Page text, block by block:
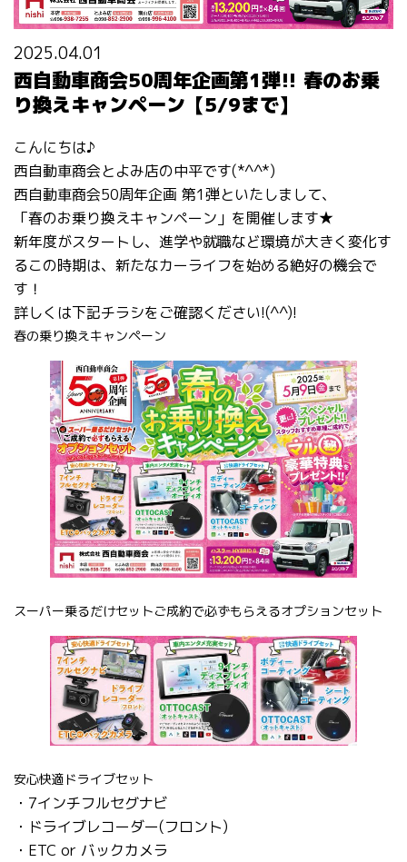
2025.04.01
西自動車商会50周年企画第1弾!! 春のお乗
り換えキャンペーン【5/9まで】
こんにちは♪
西自動車商会とよみ店の中平です(*^^*)
西自動車商会50周年企画 第1弾といたしまして、
「春のお乗り換えキャンペーン」を開催します★
新年度がスタートし、進学や就職など環境が大きく変化す
るこの時期は、新たなカーライフを始める絶好の機会で
す！
詳しくは下記チラシをご確認ください!(^^)!
春の乗り換えキャンペーン
スーパー乗るだけセットご成約で必ずもらえるオプションセット
安心快適ドライブセット
・7インチフルセグナビ
・ドライブレコーダー(フロント)
・ETC or バックカメラ